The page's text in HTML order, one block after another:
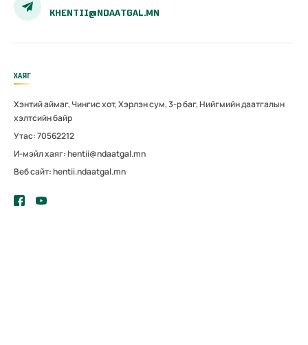
KHENTII@NDAATGAL.MN
ХАЯГ
Хэнтий аймаг, Чингис хот, Хэрлэн сум, 3-р баг, Нийгмийн даатгалын
хэлтсийн байр
Утас: 70562212
И-мэйл хаяг: hentii@ndaatgal.mn
Веб сайт: hentii.ndaatgal.mn